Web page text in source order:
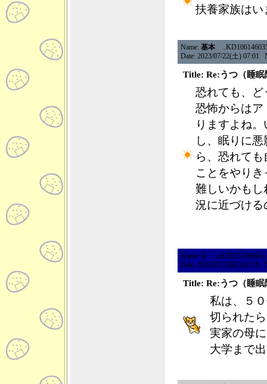
扶養家族はい
Name: 基本
Date: 2023/07/22(土) 07:01
Title: Re:うつ（睡
恐れても、
恐怖からは
りますよね
し、眠りに
ら、恐れて
ことをやり
難しいかも
況に近づけ
Name: A
Date: 2023/07/23(日) 01:16
Title: Re:うつ（睡
私は、５
切られた
実家の母
大学まで